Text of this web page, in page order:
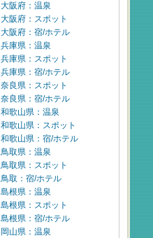
大阪府：温泉
大阪府：スポット
大阪府：宿/ホテル
兵庫県：温泉
兵庫県：スポット
兵庫県：宿/ホテル
奈良県：スポット
奈良県：宿/ホテル
和歌山県：温泉
和歌山県：スポット
和歌山県：宿/ホテル
鳥取県：温泉
鳥取県：スポット
鳥取：宿/ホテル
島根県：温泉
島根県：スポット
島根県：宿/ホテル
岡山県：温泉